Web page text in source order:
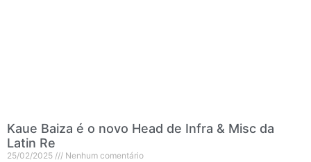
Kaue Baiza é o novo Head de Infra & Misc da
Latin Re
25/02/2025 Nenhum comentário